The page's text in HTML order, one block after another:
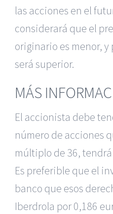
las acciones en el
considerará que el
originario es menor,
será superior.
MÁS
El accionista debe
número de acciones
múltiplo de 36,
Es preferible que el
banco que esos
Iberdrola por 0,186